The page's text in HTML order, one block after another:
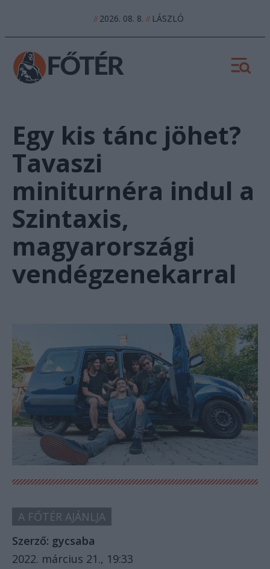
//2026. 08. 8. //LÁSZLÓ
Egy kis tánc jöhet?
Tavaszi
miniturnéra indul a
Szintaxis,
magyarországi
vendégzenekarral
A FŐTÉR AJÁNLJA
Szerző: gycsaba
2022. március 21., 19:33